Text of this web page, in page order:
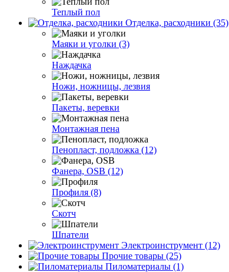
Теплый пол
Отделка, расходники (35)
Маяки и уголки (3)
Наждачка
Ножи, ножницы, лезвия
Пакеты, веревки
Монтажная пена
Пенопласт, подложка (12)
Фанера, OSB (12)
Профиля (8)
Скотч
Шпатели
Электроинструмент (12)
Прочие товары (25)
Пиломатериалы (1)